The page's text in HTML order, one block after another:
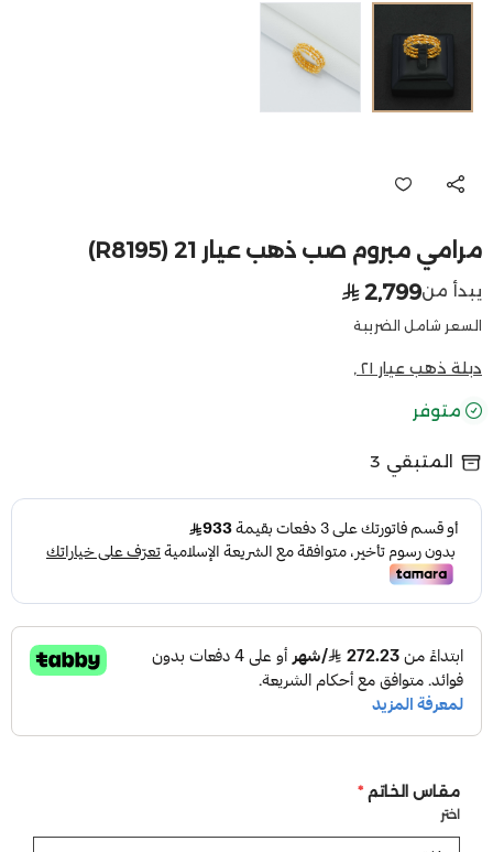
مرامي مبروم صب ذهب عيار 21 (R8195)
يبدأ من2,799
السعر شامل الضريبة
دبلة ذهب عيار ٢١ ,
متوفر
المتبقي 3
مقاس الخاتم *
اختر